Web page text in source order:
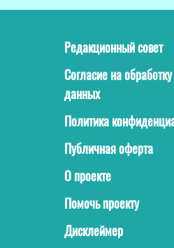
Редакционный совет
Согласие на
данных
Политика
Публичная оферта
О проекте
Помочь проекту
Дисклеймер